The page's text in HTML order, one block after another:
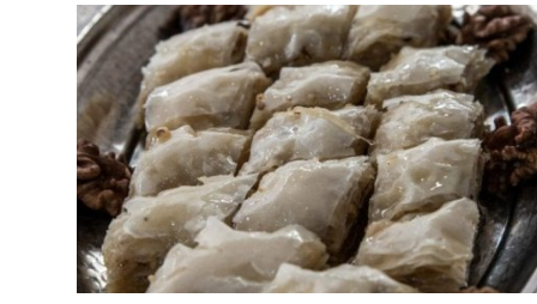
Diyet & Sağlıklı Beslenme
İletişim
Şehirler
Helal Gıda & Dini Hükümler
Gıda Güvenliği & Bilimi
Kalori & Diyet Rehberi